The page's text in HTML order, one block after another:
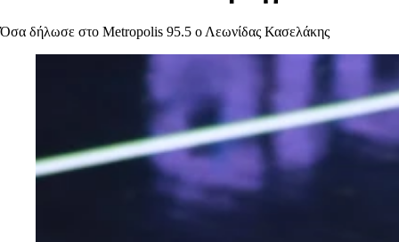
Όσα δήλωσε στο Metropolis 95.5 ο Λεωνίδας Κασελάκης